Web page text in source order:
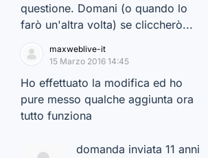
questione. Domani (o quando lo
farò un'altra volta) se cliccherò...
maxweblive-it
15 Marzo 2016 14:45
Ho effettuato la modifica ed ho
pure messo qualche aggiunta ora
tutto funziona
domanda inviata 11 anni